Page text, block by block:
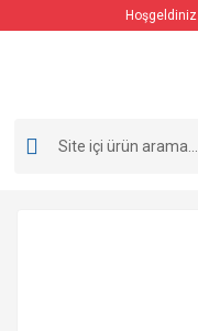
Hoşgeldiniz